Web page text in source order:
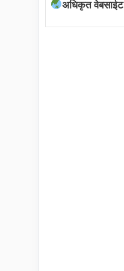
अधिकृत वेबसाईट